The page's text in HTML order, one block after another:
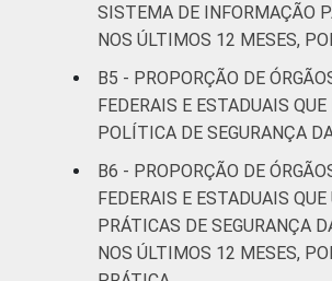
SISTEMA DE INFORMAÇÃO
NOS ÚLTIMOS 12 MESES,
B5 - PROPORÇÃO DE
FEDERAIS E ESTADUAIS
POLÍTICA DE SEGURANÇA
B6 - PROPORÇÃO DE
FEDERAIS E ESTADUAIS
PRÁTICAS DE SEGURANÇA
NOS ÚLTIMOS 12 MESES,